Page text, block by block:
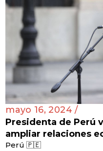
mayo 16, 2024 /
Presidenta de Perú
ampliar relaciones
Perú 🇵🇪